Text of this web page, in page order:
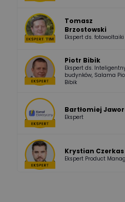
boss
DawidZak
Tomasz
Brzostowski
Ekspert ds. fotowoltaiki
Piotr Bibik
Ekspert ds.
budynków, Salama
Bibik
Bartłomiej
Ekspert
Krystian Czerkas
Ekspert Product